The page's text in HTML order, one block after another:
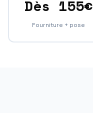
Dès 155€
Fourniture + pose